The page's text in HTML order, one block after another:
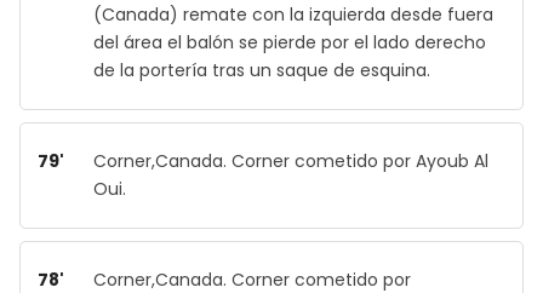
(Canada) remate con la izquierda desde fuera
del área el balón se pierde por el lado derecho
de la portería tras un saque de esquina.
79'
Corner,Canada. Corner cometido por Ayoub Al
Oui.
78'
Corner,Canada. Corner cometido por